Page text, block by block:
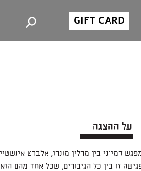
GIFT CARD
על ההצגה
דמיוני בין מרלין מונרו, אלברט
זו בין כל הגיבורים, שכל אחד מהם